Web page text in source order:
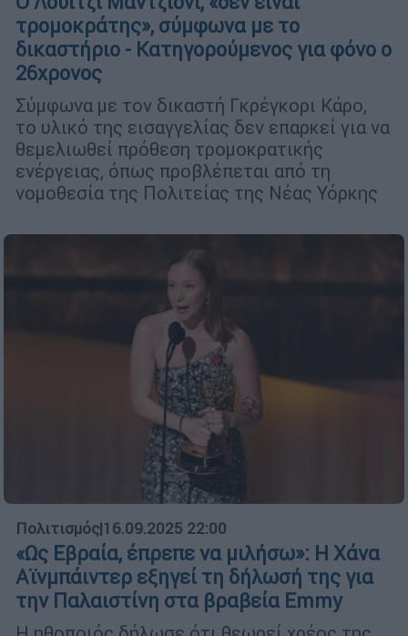
τρομοκράτης», σύμφωνα με το
δικαστήριο - Κατηγορούμενος για φόνο ο
26χρονος
Σύμφωνα με τον δικαστή Γκρέγκορι Κάρο,
το υλικό της εισαγγελίας δεν επαρκεί για να
θεμελιωθεί πρόθεση τρομοκρατικής
ενέργειας, όπως προβλέπεται από τη
νομοθεσία της Πολιτείας της Νέας Υόρκης
Πολιτισμός|16.09.2025 22:00
«Ως Εβραία, έπρεπε να μιλήσω»: Η Χάνα
Αϊνμπάιντερ εξηγεί τη δήλωσή της για
την Παλαιστίνη στα βραβεία Emmy